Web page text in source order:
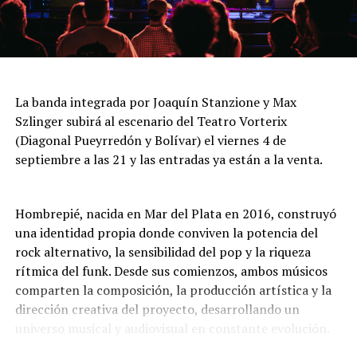
Una propuesta que combina precisión, emoción y una
cuidada puesta escénica, capaz de sorprender tanto a
quienes siguen el tango desde siempre como a quienes
Jueves 6 a las 21: “Dejando huella para que lo nuestro
nunca muera”
aniversario con una noche de folklore que combina
música, danza y tradición. La propuesta incluye una
fiesta de pañuelos en la que se comparten recuerdos,
abrazos y el sentimiento por las danzas nativas. Entrada
Viernes 7 a las 20: “Con alma española y algo más”
Espectáculo de canción, copla española, flamenco y
más, en el que la cantante Mariela Deanes interpreta
baladas, canciones y coplas del repertorio de grandes
artistas de España, incursiona en el tango argentino y
La banda integrada por Joaquín Stanzione y Max
Szlinger subirá al escenario del Teatro Vorterix
(Diagonal Pueyrredón y Bolívar) el viernes 4 de
septiembre a las 21 y las entradas ya están a la venta.
Hombrepié, nacida en Mar del Plata en 2016, construyó
una identidad propia donde conviven la potencia del
rock alternativo, la sensibilidad del pop y la riqueza
rítmica del funk. Desde sus comienzos, ambos músicos
comparten la composición, la producción artística y la
dirección creativa del proyecto, desarrollando un
universo musical y audiovisual en constante evolución.